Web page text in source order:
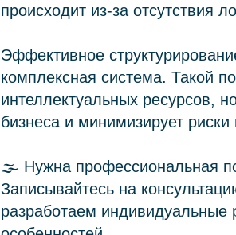
происходит из‑за отсутствия
Эффективное
комплексная система. Такой
интеллектуальных ресурсов,
бизнеса и минимизирует
🌫 Нужна профессиональная
Записывайтесь на
разработаем
info@kurbalov.ru
О коллегии
Команда
Новости
Карьера
Telegram-канал